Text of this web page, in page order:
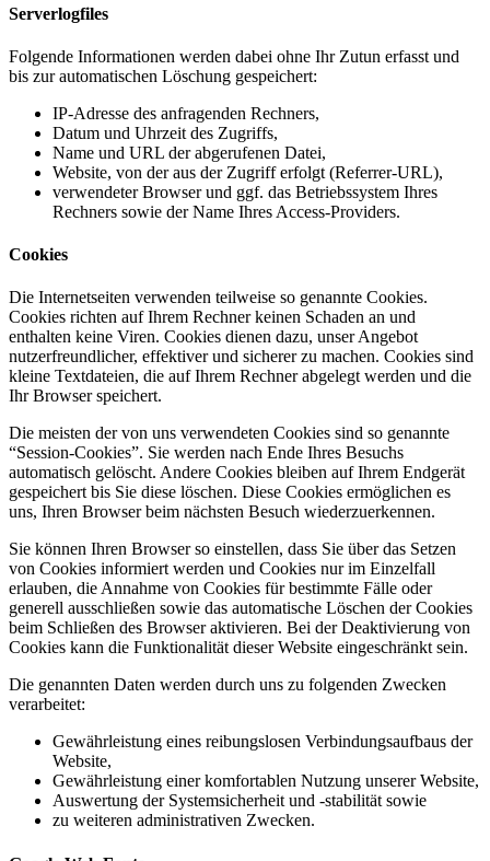
Serverlogfiles
Folgende Informationen werden dabei ohne Ihr Zutun erfasst und
bis zur automatischen Löschung gespeichert:
IP-Adresse des anfragenden Rechners,
Datum und Uhrzeit des Zugriffs,
Name und URL der abgerufenen Datei,
Website, von der aus der Zugriff erfolgt (Referrer-URL),
verwendeter Browser und ggf. das Betriebssystem Ihres
Rechners sowie der Name Ihres Access-Providers.
Cookies
Die Internetseiten verwenden teilweise so genannte Cookies.
Cookies richten auf Ihrem Rechner keinen Schaden an und
enthalten keine Viren. Cookies dienen dazu, unser Angebot
nutzerfreundlicher, effektiver und sicherer zu machen. Cookies sind
kleine Textdateien, die auf Ihrem Rechner abgelegt werden und die
Ihr Browser speichert.
Die meisten der von uns verwendeten Cookies sind so genannte
“Session-Cookies”. Sie werden nach Ende Ihres Besuchs
automatisch gelöscht. Andere Cookies bleiben auf Ihrem Endgerät
gespeichert bis Sie diese löschen. Diese Cookies ermöglichen es
uns, Ihren Browser beim nächsten Besuch wiederzuerkennen.
Sie können Ihren Browser so einstellen, dass Sie über das Setzen
von Cookies informiert werden und Cookies nur im Einzelfall
erlauben, die Annahme von Cookies für bestimmte Fälle oder
generell ausschließen sowie das automatische Löschen der Cookies
beim Schließen des Browser aktivieren. Bei der Deaktivierung von
Cookies kann die Funktionalität dieser Website eingeschränkt sein.
Die genannten Daten werden durch uns zu folgenden Zwecken
verarbeitet:
Gewährleistung eines reibungslosen Verbindungsaufbaus der
Website,
Gewährleistung einer komfortablen Nutzung unserer Website,
Auswertung der Systemsicherheit und -stabilität sowie
zu weiteren administrativen Zwecken.